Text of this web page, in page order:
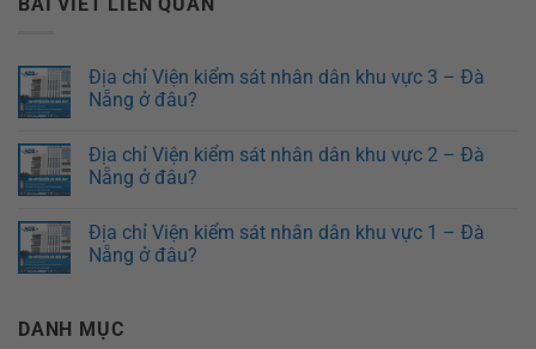
Địa chỉ Viện kiểm sát nhân dân khu vực 3 – Đà
Nẵng ở đâu?
Địa chỉ Viện kiểm sát nhân dân khu vực 2 – Đà
Nẵng ở đâu?
Địa chỉ Viện kiểm sát nhân dân khu vực 1 – Đà
Nẵng ở đâu?
DANH MỤC